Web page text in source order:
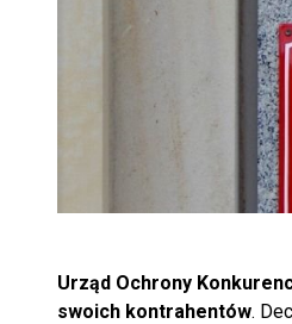
Urząd Ochrony
swoich kontrahentów.